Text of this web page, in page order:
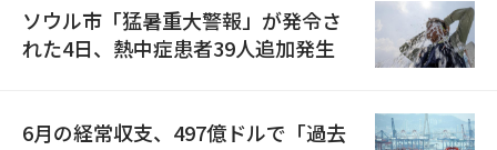
ソウル市「猛暑重大警報」が発令さ
れた4日、熱中症患者39人追加発生
6月の経常収支、497億ドルで「過去